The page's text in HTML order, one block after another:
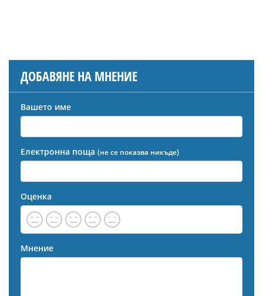
ДОБАВЯНЕ НА МНЕНИЕ
Вашето име
Електронна поща (не се показва никъде)
Оценка
Мнение